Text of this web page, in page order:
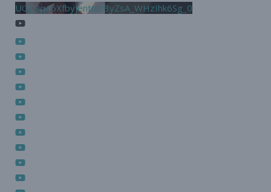
UCjL9q46XfbyjentnzI3yZsA_WHzIhk6Sg_0